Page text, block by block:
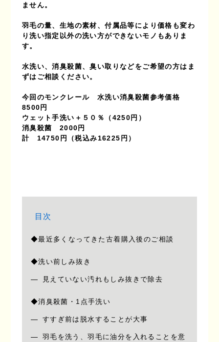
ません。
羽毛の量、生地の素材、付属品等により価格も変わ
り洗い指定以外の洗い方ができないモノもありま
す。
水洗い、消臭殺菌、臭い取りなどをご希望の方はま
ずはご相談ください。
今回のモンクレール　水洗い消臭殺菌参考価格
8500円
ウェット手洗い＋５０％（4250円）
消臭殺菌　2000円
計　14750円（税込み16225円）
目次
◆最近多くなってきた古着購入後のご相談
◆洗い前しみ抜き
見えていない汚れもしみ抜きで除去
◆消臭殺菌・1点手洗い
すすぎ前は脱水することが大事
羽毛を洗う、羽毛に油分を入れることを意